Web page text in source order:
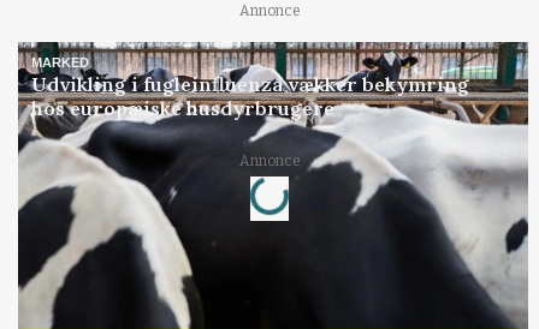
Annonce
MARKED
Udvikling i fugleinfluenza vækker bekymring
hos europæiske husdyrbrugere
Annonce
Loading...